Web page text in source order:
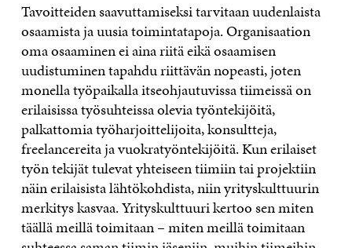
Tavoitteiden saavuttamiseksi tarvitaan uudenlaista
osaamista ja uusia toimintatapoja. Organisaation
oma osaaminen ei aina riitä eikä osaamisen
uudistuminen tapahdu riittävän nopeasti, joten
monella työpaikalla itseohjautuvissa tiimeissä on
erilaisissa työsuhteissa olevia työntekijöitä,
palkattomia työharjoittelijoita, konsultteja,
freelancereita ja vuokratyöntekijöitä. Kun erilaiset
työn tekijät tulevat yhteiseen tiimiin tai projektiin
näin erilaisista lähtökohdista, niin yrityskulttuurin
merkitys kasvaa. Yrityskulttuuri kertoo sen miten
täällä meillä toimitaan – miten meillä toimitaan